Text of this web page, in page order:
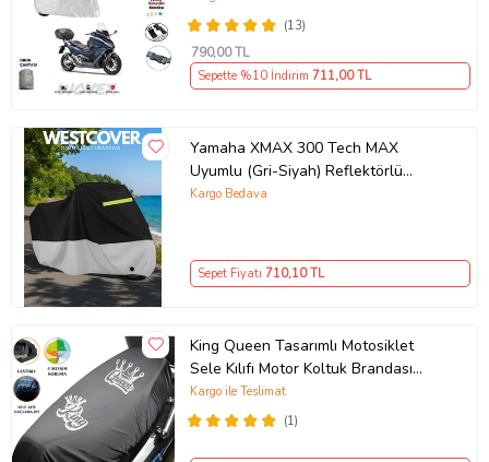
(13)
790,00 TL
Sepette %10 İndirim 711,00 TL
Yamaha XMAX 300 Tech MAX
Uyumlu (Gri-Siyah) Reflektörlü
,Motosiklet Brandası,Motor Branda
Kargo Bedava
Sepet Fiyatı 710,10 TL
King Queen Tasarımlı Motosiklet
Sele Kılıfı Motor Koltuk Brandası
Siyah
(1)
Kargo ile Teslimat